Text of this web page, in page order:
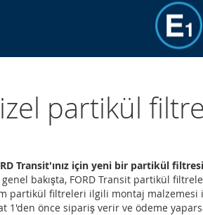
partikül
Transit'ınız için yeni bir partikül
genel bakışta, FORD Transit partikül
partikül filtreleri ilgili montaj
1'den önce sipariş verir ve ödeme